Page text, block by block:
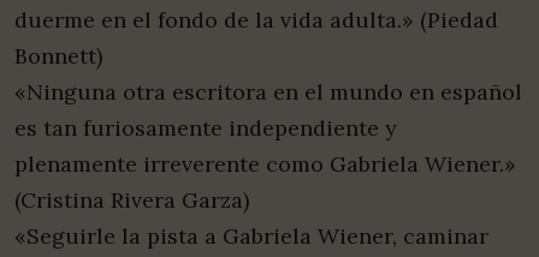
duerme en el fondo de la vida adulta.» (Piedad
Bonnett)
«Ninguna otra escritora en el mundo en español
es tan furiosamente independiente y
plenamente irreverente como Gabriela Wiener.»
(Cristina Rivera Garza)
«Seguirle la pista a Gabriela Wiener, caminar